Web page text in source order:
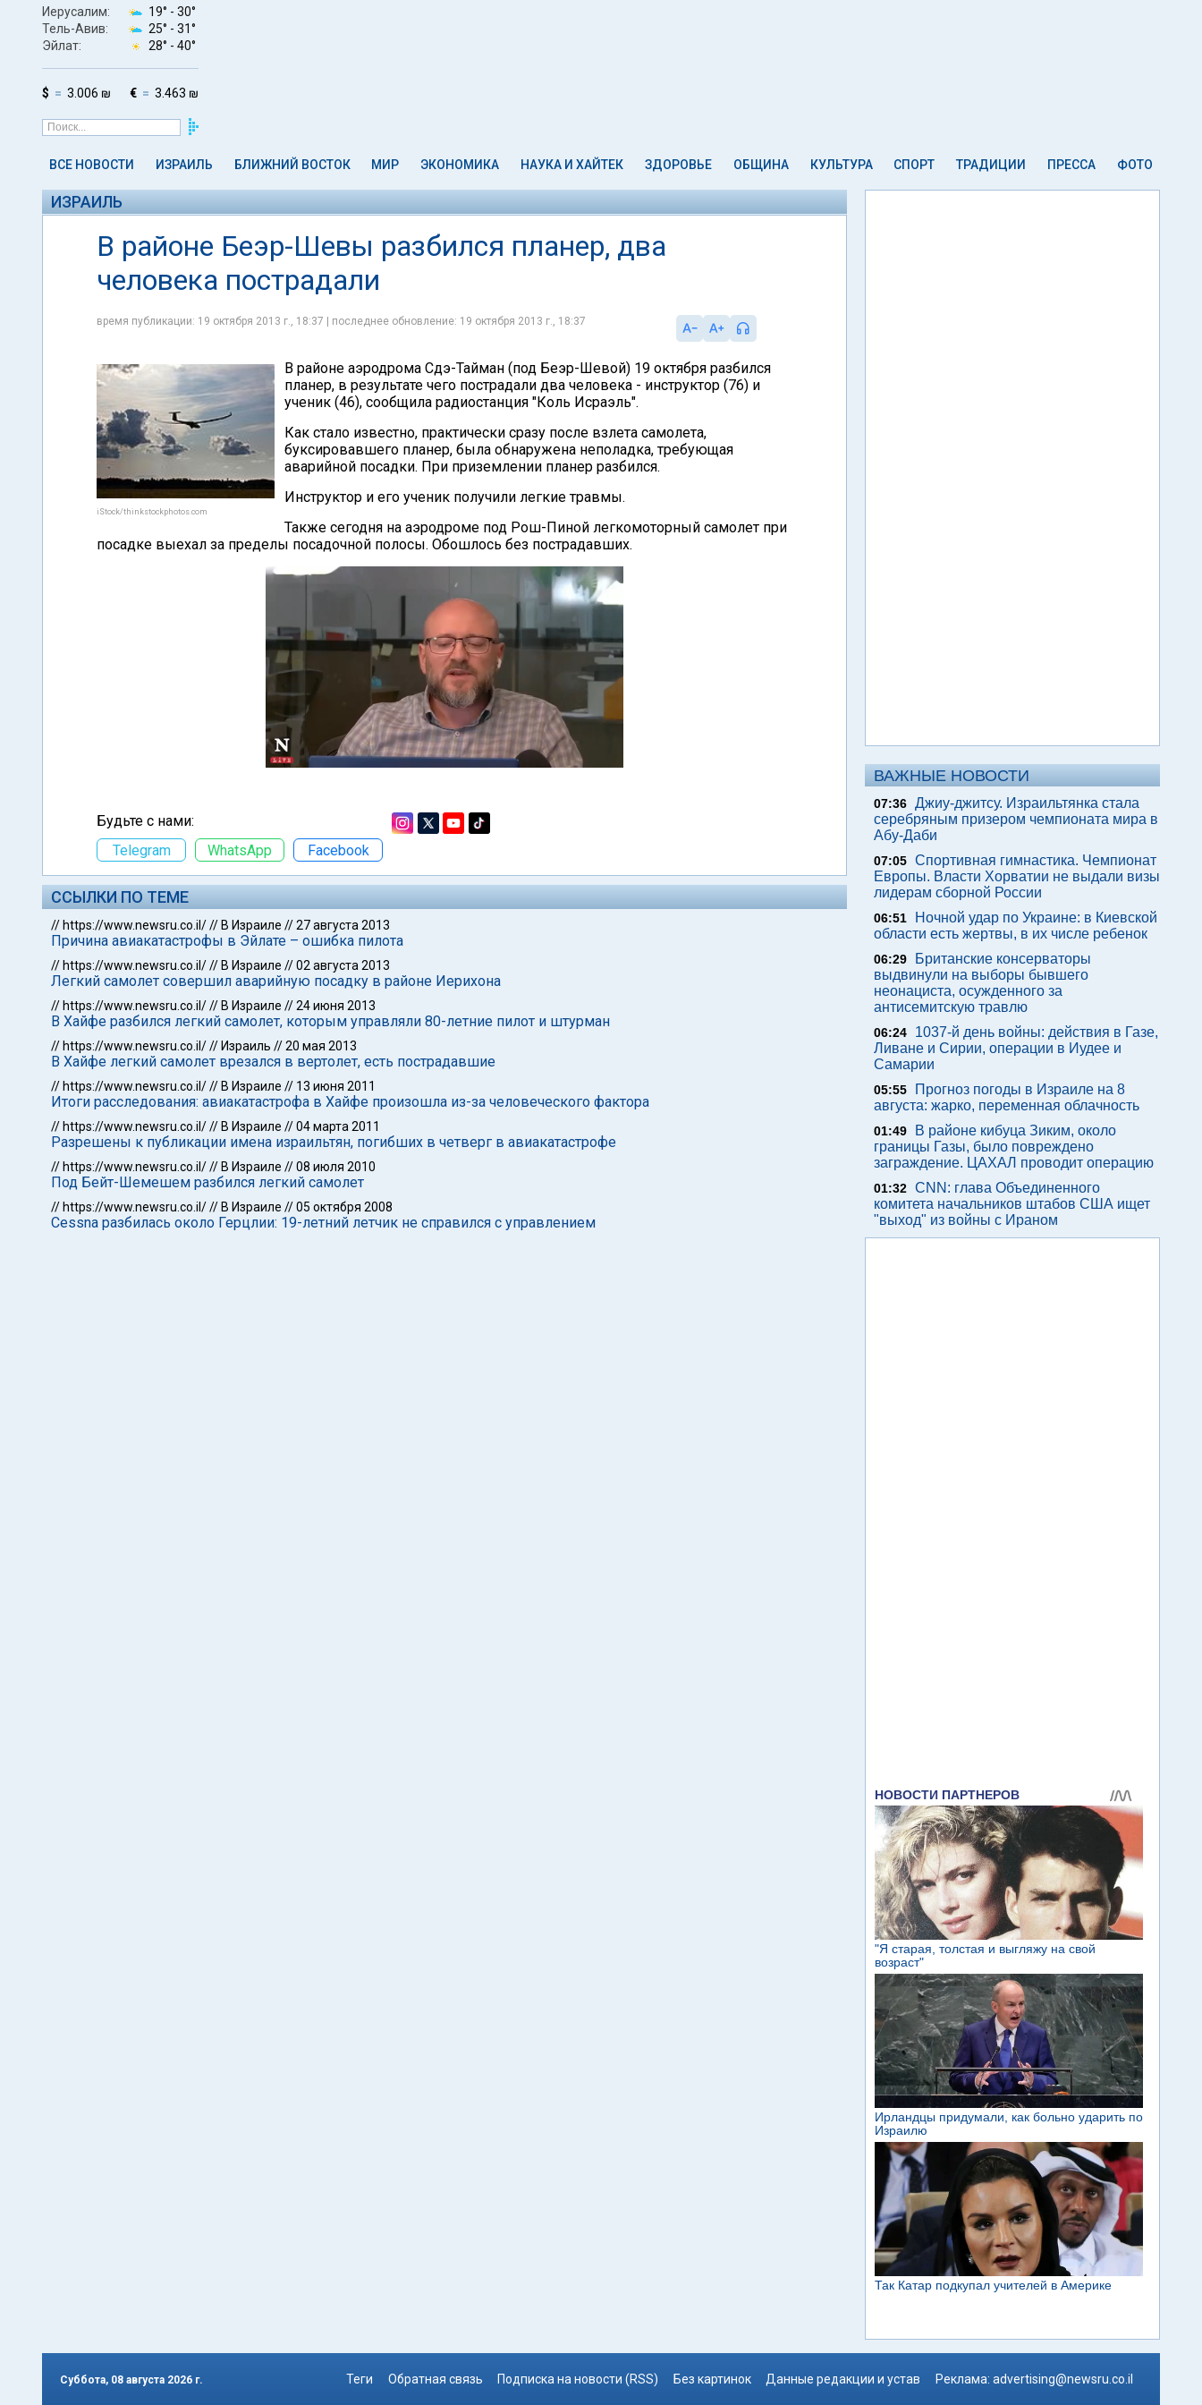
Иерусалим: 19° - 30°
Тель-Авив:
25° - 31°
Эйлат:
28° - 40°
$ 3.006 ₪ € 3.463 ₪
ВСЕ НОВОСТИ ИЗРАИЛЬ БЛИЖНИЙ ВОСТОК МИР ЭКОНОМИКА НАУКА И ХАЙТЕК ЗДОРОВЬЕ ОБЩИНА КУЛЬТУРА СПОРТ ТРАДИЦИИ ПРЕССА ФОТО
ИЗРАИЛЬ
В районе Беэр-Шевы разбился планер, два
человека пострадали
время публикации: 19 октября 2013 г., 18:37 | последнее обновление: 19 октября 2013 г., 18:37
iStock/thinkstockphotos.com
В районе аэродрома Сдэ-Тайман (под Беэр-Шевой) 19 октября разбился
планер, в результате чего пострадали два человека - инструктор (76) и
ученик (46), сообщила радиостанция "Коль Исраэль".
Как стало известно, практически сразу после взлета самолета,
буксировавшего планер, была обнаружена неполадка, требующая
аварийной посадки. При приземлении планер разбился.
Инструктор и его ученик получили легкие травмы.
Также сегодня на аэродроме под Рош-Пиной легкомоторный самолет при
посадке выехал за пределы посадочной полосы. Обошлось без пострадавших.
Будьте с нами:
Telegram
WhatsApp Facebook
ССЫЛКИ ПО ТЕМЕ
// https://www.newsru.co.il/// В Израиле //27 августа 2013
Причина авиакатастрофы в Эйлате – ошибка пилота
// https://www.newsru.co.il/// В Израиле //02 августа 2013
Легкий самолет совершил аварийную посадку в районе Иерихона
// https://www.newsru.co.il/// В Израиле //24 июня 2013
В Хайфе разбился легкий самолет, которым управляли 80-летние пилот и штурман
// https://www.newsru.co.il/// Израиль //20 мая 2013
В Хайфе легкий самолет врезался в вертолет, есть пострадавшие
// https://www.newsru.co.il/// В Израиле // 13 июня 2011
Итоги расследования: авиакатастрофа в Хайфе произошла из-за человеческого фактора
// https://www.newsru.co.il/// В Израиле //04 марта 2011
Разрешены к публикации имена израильтян, погибших в четверг в авиакатастрофе
// https://www.newsru.co.il/// В Израиле //08 июля 2010
Под Бейт-Шемешем разбился легкий самолет
// https://www.newsru.co.il/// В Израиле //05 октября 2008
Cessna разбилась около Герцлии: 19-летний летчик не справился с управлением
ВАЖНЫЕ НОВОСТИ
07:36 Джиу-джитсу. Израильтянка стала
серебряным призером чемпионата мира в
Абу-Даби
07:05 Спортивная гимнастика. Чемпионат
Европы. Власти Хорватии не выдали визы
лидерам сборной России
06:51
Ночной удар по Украине: в Киевской
области есть жертвы, в их числе ребенок
06:29
Британские консерваторы
выдвинули на выборы бывшего
неонациста, осужденного за
антисемитскую травлю
06:24
1037-й день войны: действия в Газе,
Ливане и Сирии, операции в Иудее и
Самарии
05:55
Прогноз погоды в Израиле на 8
августа: жарко, переменная облачность
01:49
В районе кибуца Зиким, около
границы Газы, было повреждено
заграждение. ЦАХАЛ проводит операцию
01:32 CNN: глава Объединенного
комитета начальников штабов США ищет
"выход" из войны с Ираном
Суббота, 08 августа 2026 г. Теги Обратная связь Подписка на новости (RSS) Без картинок Данные редакции и устав Реклама: advertising@newsru.co.il